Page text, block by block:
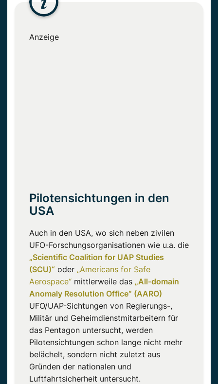
Anzeige
Pilotensichtungen in den
USA
Auch in den USA, wo sich neben zivilen
UFO-Forschungsorganisationen wie u.a. die
„Scientific Coalition for UAP Studies
(SCU)“ oder „Americans for Safe
Aerospace“ mittlerweile das „All-domain
Anomaly Resolution Office“ (AARO)
UFO/UAP-Sichtungen von Regierungs-,
Militär und Geheimdienstmitarbeitern für
das Pentagon untersucht, werden
Pilotensichtungen schon lange nicht mehr
belächelt, sondern nicht zuletzt aus
Gründen der nationalen und
Luftfahrtsicherheit untersucht.